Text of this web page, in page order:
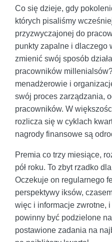
Co się dzieje, gdy
których pisaliśmy
przyzwyczajonej do
punkty zapalne i dlaczego
zmienić swój sposób
pracowników
menadżerowie i
swój proces zarządzania,
pracowników. W
rozlicza się w cyklach
nagrody finansowe są
Premia co trzy miesiące,
pół roku. To zbyt rzadko
Oczekuje on regularnego
perspektywy iksów,
więc i informacje zwrotne,
powinny być podzielone
postawione zadania na